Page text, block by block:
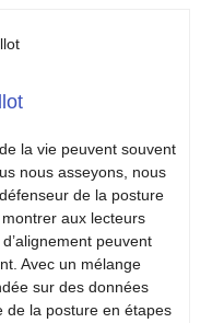
la vie peuvent souvent
nous asseyons, nous
de la posture
montrer aux lecteurs
peuvent
Avec un mélange
sur des données
de la posture en étapes